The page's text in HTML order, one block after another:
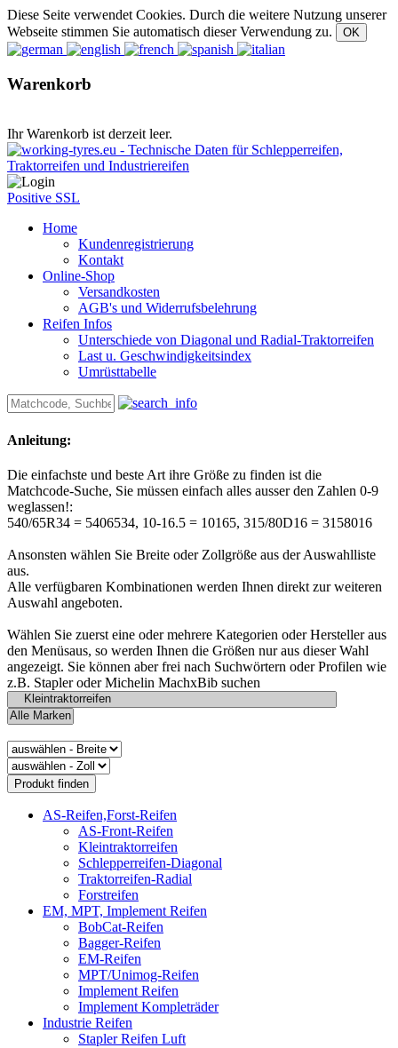
Diese Seite verwendet Cookies. Durch die weitere Nutzung unserer
Webseite stimmen Sie automatisch dieser Verwendung zu.
Warenkorb
Ihr Warenkorb ist derzeit leer.
Positive SSL
Home
Kundenregistrierung
Kontakt
Online-Shop
Versandkosten
AGB's und Widerrufsbelehrung
Reifen Infos
Unterschiede von Diagonal und Radial-Traktorreifen
Last u. Geschwindigkeitsindex
Umrüsttabelle
Anleitung:
Die einfachste und beste Art ihre Größe zu finden ist die
Matchcode-Suche, Sie müssen einfach alles ausser den Zahlen 0-9
weglassen!:
540/65R34 = 5406534, 10-16.5 = 10165, 315/80D16 = 3158016
Ansonsten wählen Sie Breite oder Zollgröße aus der Auswahlliste
aus.
Alle verfügbaren Kombinationen werden Ihnen direkt zur weiteren
Auswahl angeboten.
Wählen Sie zuerst eine oder mehrere Kategorien oder Hersteller aus
den Menüsaus, so werden Ihnen die Größen nur aus dieser Wahl
angezeigt. Sie können aber frei nach Suchwörtern oder Profilen wie
z.B. Stapler oder Michelin MachxBib suchen
AS-Reifen,Forst-Reifen
AS-Front-Reifen
Kleintraktorreifen
Schlepperreifen-Diagonal
Traktorreifen-Radial
Forstreifen
EM, MPT, Implement Reifen
BobCat-Reifen
Bagger-Reifen
EM-Reifen
MPT/Unimog-Reifen
Implement Reifen
Implement Kompleträder
Industrie Reifen
Stapler Reifen Luft